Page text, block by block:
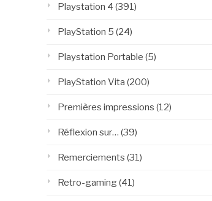
Playstation 4 (391)
PlayStation 5 (24)
Playstation Portable (5)
PlayStation Vita (200)
Premières impressions (12)
Réflexion sur… (39)
Remerciements (31)
Retro-gaming(41)